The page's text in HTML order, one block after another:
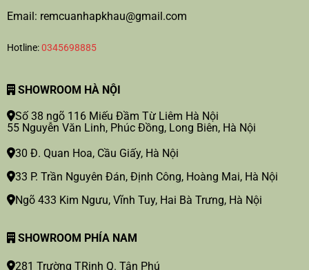
Email: remcuanhapkhau@gmail.com
Hotline:0345698885
SHOWROOM HÀ NỘI
Số 38 ngõ 116 Miếu Đầm Từ Liêm Hà Nội
55 Nguyễn Văn Linh, Phúc Đồng, Long Biên, Hà Nội
30 Đ. Quan Hoa, Cầu Giấy, Hà Nội
33 P. Trần Nguyên Đán, Định Công, Hoàng Mai, Hà Nội
Ngõ 433 Kim Ngưu, Vĩnh Tuy, Hai Bà Trưng, Hà Nội
SHOWROOM PHÍA NAM
281 Trường TRinh Q. Tân Phú